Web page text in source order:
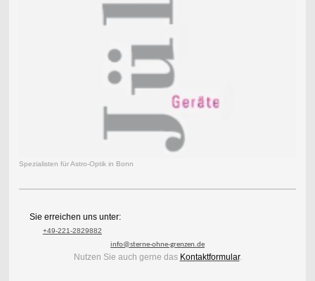
Spezialisten für Astro-Optik in Bonn
Sie erreichen uns unter:
+49-221-2829882
info@sterne-ohne-grenzen.de
Nutzen Sie auch gerne das Kontaktformular.